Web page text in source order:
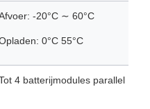
-20°C ∼ 60°C
0°C 55°C
4 batterijmodules parallel